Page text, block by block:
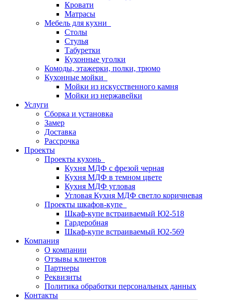
Кровати
Матрасы
Мебель для кухни
Столы
Стулья
Табуретки
Кухонные уголки
Комоды, этажерки, полки, трюмо
Кухонные мойки
Мойки из искусственного камня
Мойки из нержавейки
Услуги
Сборка и установка
Замер
Доставка
Рассрочка
Проекты
Проекты кухонь
Кухня МДФ с фрезой черная
Кухня МДФ в темном цвете
Кухня МДФ угловая
Угловая Кухня МДФ светло коричневая
Проекты шкафов-купе
Шкаф-купе встраиваемый Ю2-518
Гардеробная
Шкаф-купе встраиваемый Ю2-569
Компания
О компании
Отзывы клиентов
Партнеры
Реквизиты
Политика обработки персональных данных
Контакты